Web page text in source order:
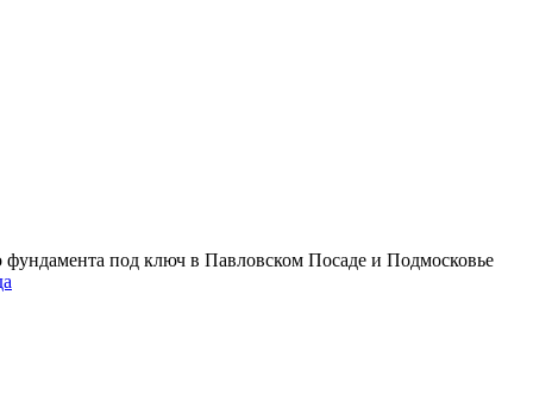
фундамента под ключ в Павловском Посаде и Подмосковье